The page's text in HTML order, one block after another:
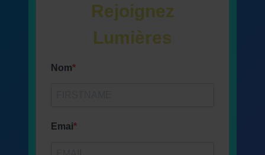
Rejoignez
Lumières
Nom
Emai